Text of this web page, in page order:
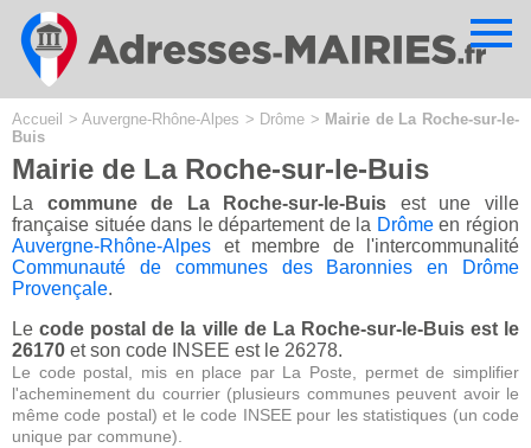
Accueil >Auvergne-Rhône-Alpes > Drôme > Mairie de La Roche-sur-le-
Buis
Mairie de La Roche-sur-le-Buis
La commune de La Roche-sur-le-Buis est une ville
française située dans le département de la Drômeen région
Auvergne-Rhône-Alpes et membre de l'intercommunalité
Communauté de communes des Baronnies en Drôme
Provençale.
Lecode postal de la ville de La Roche-sur-le-Buis est le
26170 et son code INSEE est le 26278.
Le code postal, mis en place par La Poste, permet de simplifier
l'acheminement du courrier (plusieurs communes peuvent avoir le
même code postal) et le code INSEE pour les statistiques (un code
unique par commune).
Cookies management panel